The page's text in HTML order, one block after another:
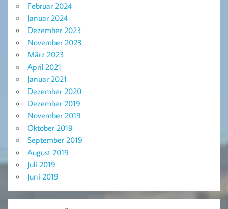
Februar 2024
Januar 2024
Dezember 2023
November 2023
März 2023
April 2021
Januar 2021
Dezember 2020
Dezember 2019
November 2019
Oktober 2019
September 2019
August 2019
Juli 2019
Juni 2019